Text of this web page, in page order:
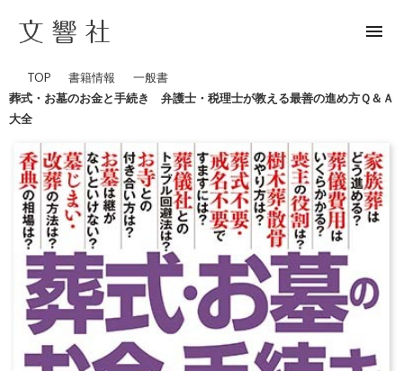
menu
TOP 書籍情報
一般書
葬式・お墓のお金と手続き 弁護士・税理士が教える最善の進め方Ｑ＆Ａ
大全